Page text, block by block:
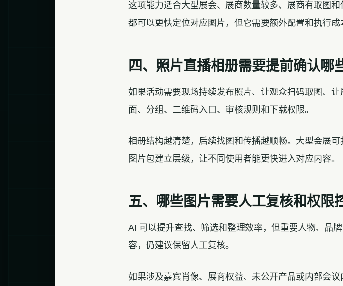
这项能力适合大型展会、展商数量较多、展商有取图
都可以更快定位对应图片，但它需要额外配置和执行成
四、照片直播相册需要提前确认哪
如果活动需要现场持续发布照片、让观众扫码取图、
面、分组、二维码入口、审核规则和下载权限。
相册结构越清楚，后续找图和传播越顺畅。大型会展
图片包建立层级，让不同使用者能更快进入对应内容。
五、哪些图片需要人工复核和权限
AI 可以提升查找、筛选和整理效率，但重要人物、品
容，仍建议保留人工复核。
如果涉及嘉宾肖像、展商权益、未公开产品或内部会